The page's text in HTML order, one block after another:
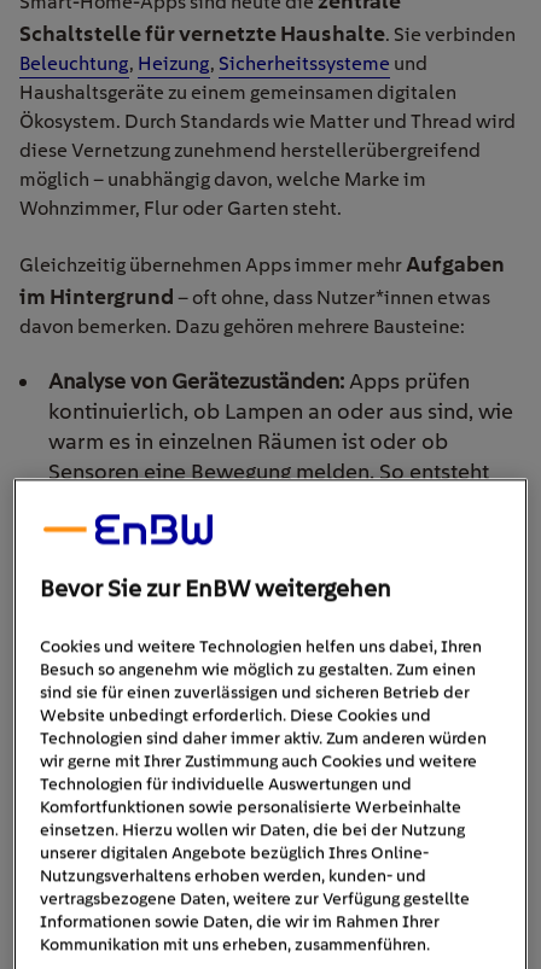
Schaltstelle für vernetzte Haushalte. Sie verbinden
Beleuchtung, Heizung, Sicherheitssysteme und
Haushaltsgeräte zu einem gemeinsamen digitalen
Ökosystem. Durch Standards wie Matter und Thread wird
diese Vernetzung zunehmend herstellerübergreifend
möglich – unabhängig davon, welche Marke im
Wohnzimmer, Flur oder Garten steht.
Gleichzeitig übernehmen Apps immer mehr Aufgaben
im Hintergrund – oft ohne, dass Nutzer*innen etwas
davon bemerken. Dazu gehören mehrere Bausteine:
Analyse von Gerätezuständen: Apps prüfen
kontinuierlich, ob Lampen an oder aus sind, wie
warm es in einzelnen Räumen ist oder ob
Sensoren eine Bewegung melden. So entsteht
Koordination von Routinen:
mehrere Geräte miteinander. Eine Routine kann
und Sicherheitsfunktionen aktivieren sein – alles
automatisch und zur richtigen Zeit.
Steuerung des Energieverbrauchs:Viele Systeme
zeigen an,wie stark Geräte das Stromnetz
gerade belastenoder wie sich der Verbrauch
über den Tag verteilt. Einige Apps optimieren
sogar die Nutzung – etwa indem sie Geräte in
geeignete Zeitfenster legen.
Komfortfunktionen im Alltag:Apps erleichtern
viele Kleinigkeiten: Räume werden vor der
Ankunft angenehm temperiert, das E-Auto wird
Bevor Sie zur EnBW weitergehen
Cookies und weitere Technologien helfen uns dabei, Ihren
Besuch so angenehm wie möglich zu gestalten. Zum einen
sind sie für einen zuverlässigen und sicheren Betrieb der
Website unbedingt erforderlich. Diese Cookies und
Technologien sind daher immer aktiv. Zum anderen würden
wir gerne mit Ihrer Zustimmung auch Cookies und weitere
Technologien für individuelle Auswertungen und
Komfortfunktionen sowie personalisierte Werbeinhalte
einsetzen. Hierzu wollen wir Daten, die bei der Nutzung
unserer digitalen Angebote bezüglich Ihres Online-
Nutzungsverhaltens erhoben werden, kunden- und
vertragsbezogene Daten, weitere zur Verfügung gestellte
Informationen sowie Daten, die wir im Rahmen Ihrer
Kommunikation mit uns erheben, zusammenführen.